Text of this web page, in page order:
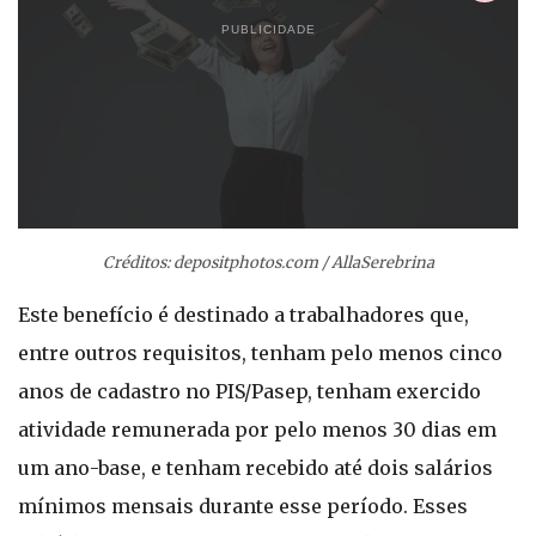
PUBLICIDADE
Créditos: depositphotos.com / AllaSerebrina
Este benefício é destinado a trabalhadores que,
entre outros requisitos, tenham pelo menos cinco
anos de cadastro no PIS/Pasep, tenham exercido
atividade remunerada por pelo menos 30 dias em
um ano-base, e tenham recebido até dois salários
mínimos mensais durante esse período. Esses